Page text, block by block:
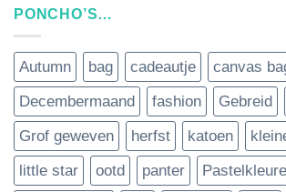
PONCHO’S…
Autumn bag cadeautje canvas
Decembermaand
fashion Gebreid
Grof geweven
herfst katoen
little star
ootd panter